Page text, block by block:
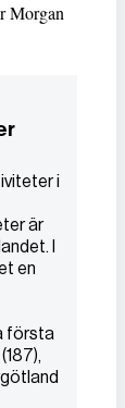
Morgan
i
är
I
en
första